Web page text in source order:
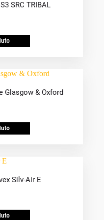
SRC TRIBAL
Glasgow & Oxford
Silv-Air E